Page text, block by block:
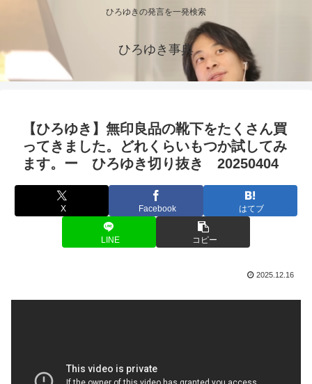
ひろゆきの発言を一発検索
ひろゆき事典
【ひろゆき】無印良品の靴下をたくさん買
ってきました。どれくらいもつか試してみ
ます。ー ひろゆき切り抜き 20250404
X Facebook はてブ
LINE コピー
2025.12.16